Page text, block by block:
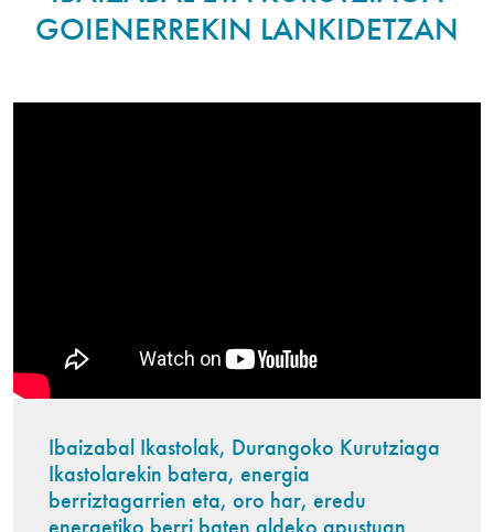
GOIENERREKIN LANKIDETZAN
Ibaizabal Ikastolak, Durangoko Kurutziaga
Ikastolarekin batera, energia
berriztagarrien eta, oro har, eredu
energetiko berri baten aldeko apustuan